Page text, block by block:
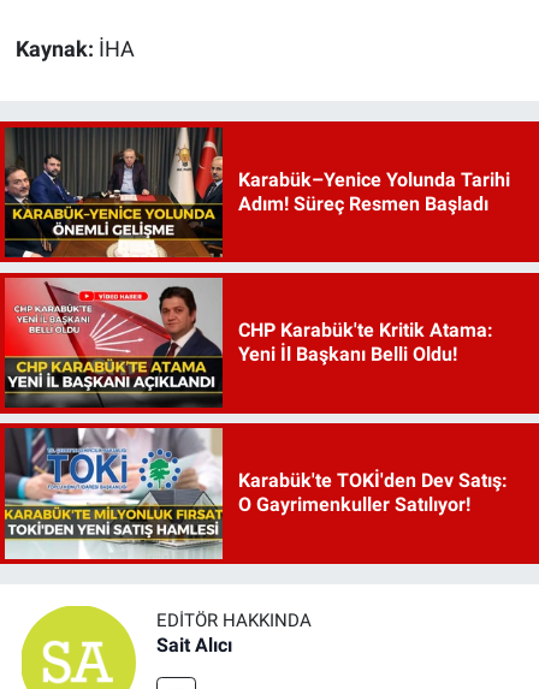
Kaynak: İHA
Karabük–Yenice Yolunda Tarihi
Adım! Süreç Resmen Başladı
CHP Karabük'te Kritik Atama:
Yeni İl Başkanı Belli Oldu!
Karabük'te TOKİ'den Dev Satış:
O Gayrimenkuller Satılıyor!
EDITÖR HAKKINDA
Sait Alıcı